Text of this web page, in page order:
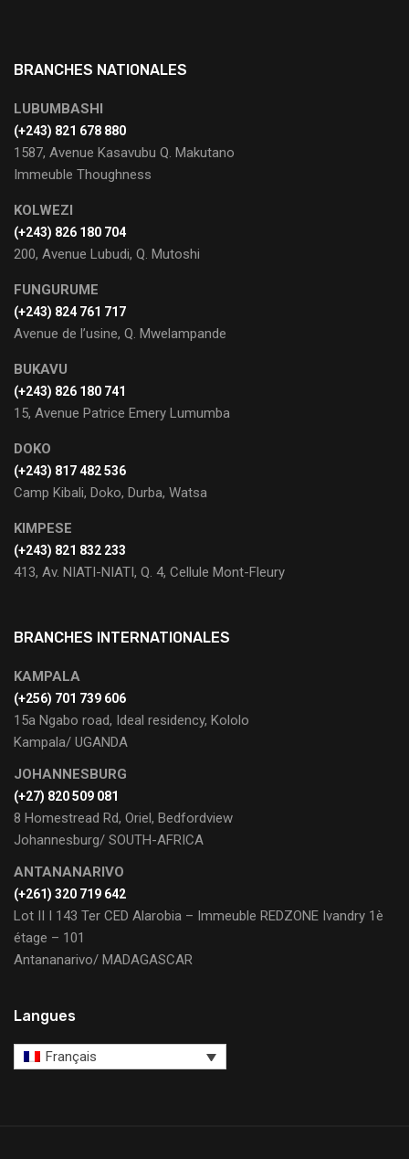
BRANCHES NATIONALES
LUBUMBASHI
‭(+243) 821 678 880
1587, Avenue Kasavubu Q. Makutano
Immeuble Thoughness
KOLWEZI
(+243) 826 180 704
200, Avenue Lubudi, Q. Mutoshi
FUNGURUME
(+243) 824 761 717
Avenue de l’usine, Q. Mwelampande
BUKAVU
(+243) 826 180 741
15, Avenue Patrice Emery Lumumba
DOKO
(+243) 817 482 536
Camp Kibali, Doko, Durba, Watsa
KIMPESE
(+243) 821 832 233
413, Av. NIATI-NIATI, Q. 4, Cellule Mont-Fleury
BRANCHES INTERNATIONALES
KAMPALA
(+256) 701 739 606
15a Ngabo road, Ideal residency, Kololo
Kampala/ UGANDA
JOHANNESBURG
(+27) 820 509 081
8 Homestread Rd, Oriel, Bedfordview
Johannesburg/ SOUTH-AFRICA
ANTANANARIVO
(+261) 320 719 642
Lot II I 143 Ter CED Alarobia – Immeuble REDZONE Ivandry 1è
étage – 101
Antananarivo/ MADAGASCAR
Langues
Français